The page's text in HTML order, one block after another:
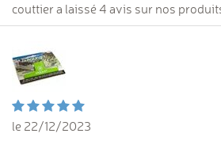
couttier a laissé 4 avis sur nos
le 22/12/2023